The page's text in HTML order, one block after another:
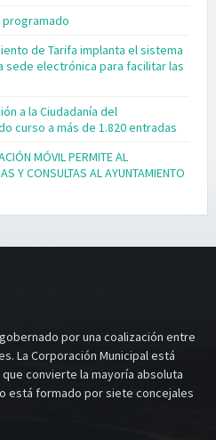
de Tarifa implanta el sistema
sede electrónica para facilitar las
a la Ciudadanía del
curso a más de 1.820 entradas
MÓVIL PERMITE AL
Y CONSULTAS AL AYUNTAMIENTO
por una coalización entre
La Corporación Municipal está
convierte la mayoría absoluta
está formado por siete concejales